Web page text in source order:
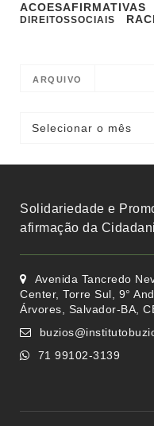
ACOESAFIRMATIVAS
DIREITOSSOCIAIS
ARQUIVO
Solidariedade e
afirmação da
Avenida Tancredo
Center, Torre Sul, 9°
Árvores, Salvador-BA,
71 99102-3139